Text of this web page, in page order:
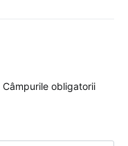
Câmpurile obligatorii